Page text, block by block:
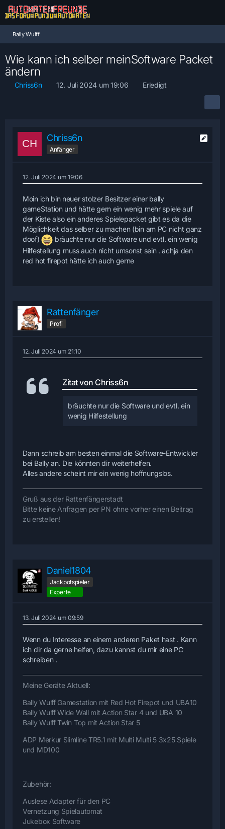
Bally Wulff
Wie kann ich selber meinSoftware Packet
ändern
Chriss6n 12. Juli 2024 um 19:06 Erledigt
Chriss6n
Anfänger
12. Juli 2024 um 19:06
Moin ich bin neuer stolzer Besitzer einer bally
gameStation und hätte gern ein wenig mehr spiele auf
der Kiste also ein anderes Spielepacket gibt es da die
Möglichkeit das selber zu machen (bin am PC nicht ganz
doof)
bräuchte nur die Software und evtl. ein wenig
Hilfestellung muss auch nicht umsonst sein . achja den
red hot firepot hätte ich auch gerne
Rattenfänger
Profi
12. Juli 2024 um 21:10
Zitat von Chriss6n
bräuchte nur die Software und evtl. ein
wenig Hilfestellung
Dann schreib am besten einmal die Software-Entwickler
bei Bally an. Die könnten dir weiterhelfen.
Alles andere scheint mir ein wenig hoffnungslos.
Gruß aus der Rattenfängerstadt
Bitte keine Anfragen per PN ohne vorher einen Beitrag
zu erstellen!
Daniel1804
Jackpotspieler
Experte
13. Juli 2024 um 09:59
Wenn du Interesse an einem anderen Paket hast . Kann
ich dir da gerne helfen, dazu kannst du mir eine PC
schreiben .
Meine Geräte Aktuell:
Bally Wulff Gamestation mit Red Hot Firepot und UBA10
Bally Wulff Wide Wall mit Action Star 4 und UBA 10
Bally Wulff Twin Top mit Action Star 5
ADP Merkur Slimline TR5.1 mit Multi Multi 5 3x25 Spiele
und MD100
Zubehör:
Auslese Adapter für den PC
Vernetzung Spielautomat
Jukebox Software